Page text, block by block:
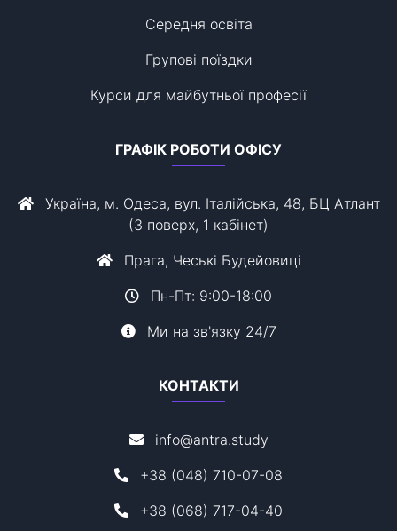
Середня освіта
Групові поїздки
Курси для майбутньої професії
ГРАФІК РОБОТИ ОФІСУ
Україна, м. Одеса, вул. Італійська, 48, БЦ Атлант
(3 поверх, 1 кабінет)
Прага, Чеські Будейовиці
Пн-Пт: 9:00-18:00
Ми на зв'язку 24/7
КОНТАКТИ
info@antra.study
+38 (048) 710-07-08
+38 (068) 717-04-40